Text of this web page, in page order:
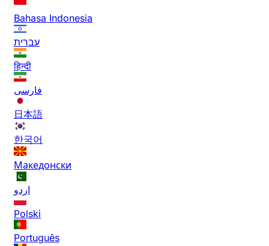
Bahasa Indonesia
עברית
हिन्दी
فارسی
日本語
한국어
Македонски
اردو
Polski
Português